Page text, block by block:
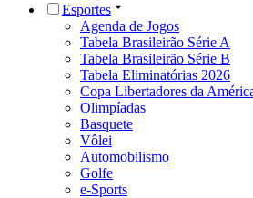
Esportes
Agenda de Jogos
Tabela Brasileirão Série A
Tabela Brasileirão Série B
Tabela Eliminatórias 2026
Copa Libertadores da
Olimpíadas
Basquete
Vôlei
Automobilismo
Golfe
e-Sports